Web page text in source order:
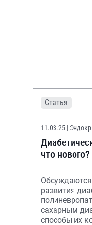
Статья
11.03.25 |
что нового?
развития
сахарным
способы их